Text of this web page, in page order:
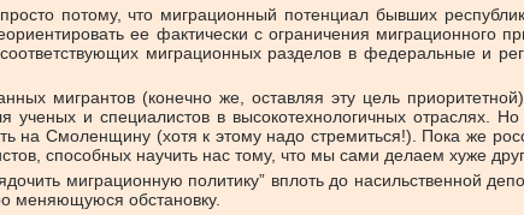
потому, что миграционный потенциал бывших
ее фактически с ограничения миграционного
миграционных разделов в федеральные и
мигрантов (конечно же, оставляя эту цель
и специалистов в высокотехнологичных отраслях.
Смоленщину (хотя к этому надо стремиться!). Пока же
способных научить нас тому, что мы сами делаем хуже
миграционную политику” вплоть до насильственной
меняющуюся обстановку.